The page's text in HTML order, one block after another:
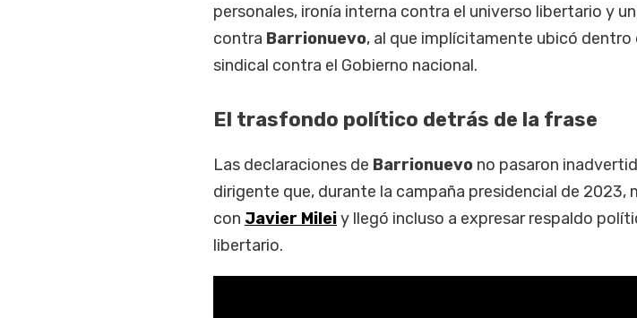
personales, ironía interna contra el universo libertario y
contra Barrionuevo, al que implícitamente ubicó dentro
sindical contra el Gobierno nacional.
El trasfondo político detrás de la frase
Las declaraciones de Barrionuevono pasaron
dirigente que, durante la campaña presidencial de 2023,
con Javier Mileiy llegó incluso a expresar respaldo
libertario.